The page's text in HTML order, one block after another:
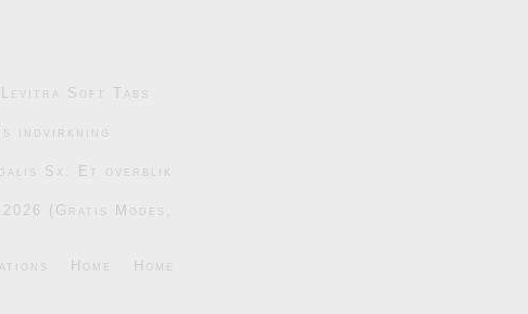
Soft Tabs
indvirkning
Sx: Et overblik
(Gratis Modes,
Home Home